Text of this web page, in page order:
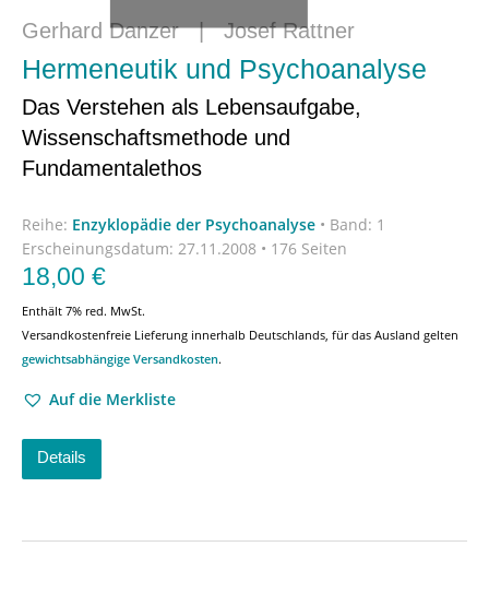
Gerhard Danzer|Josef Rattner
Hermeneutik und Psychoanalyse
Das Verstehen als Lebensaufgabe,
Wissenschaftsmethode und
Fundamentalethos
Reihe: Enzyklopädie der Psychoanalyse • Band: 1
Erscheinungsdatum: 27.11.2008 • 176 Seiten
18,00 €
Enthält 7% red. MwSt.
Versandkostenfreie Lieferung innerhalb Deutschlands, für das Ausland gelten
gewichtsabhängige Versandkosten.
Auf die Merkliste
Details